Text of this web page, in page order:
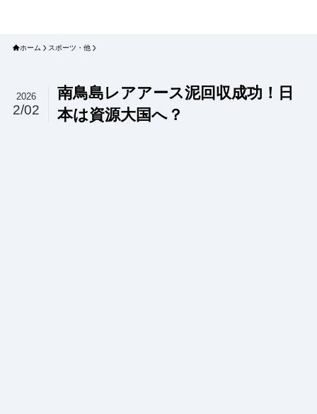
ホーム スポーツ・他
南鳥島レアアース泥回収成功！日
本は資源大国へ？
2026
2/02